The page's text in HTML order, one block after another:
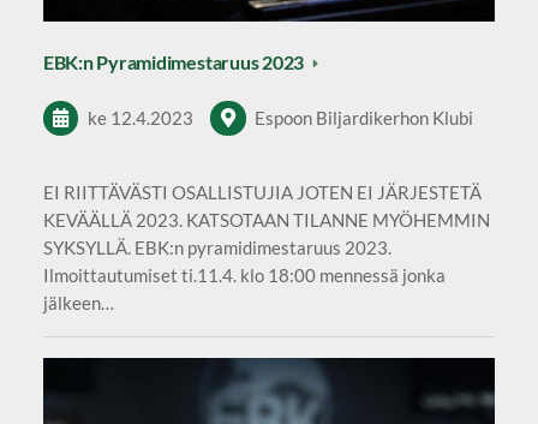
EBK:n Pyramidimestaruus 2023
ke 12.4.2023 Espoon Biljardikerhon Klubi
EI RIITTÄVÄSTI OSALLISTUJIA JOTEN EI JÄRJESTETÄ
KEVÄÄLLÄ 2023. KATSOTAAN TILANNE MYÖHEMMIN
SYKSYLLÄ. EBK:n pyramidimestaruus 2023.
Ilmoittautumiset ti.11.4. klo 18:00 mennessä jonka
jälkeen…